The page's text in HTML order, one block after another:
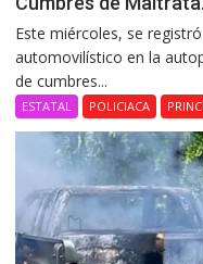
Este miércoles, se
automovilístico en la
de cumbres...
ESTATAL POLICIACA